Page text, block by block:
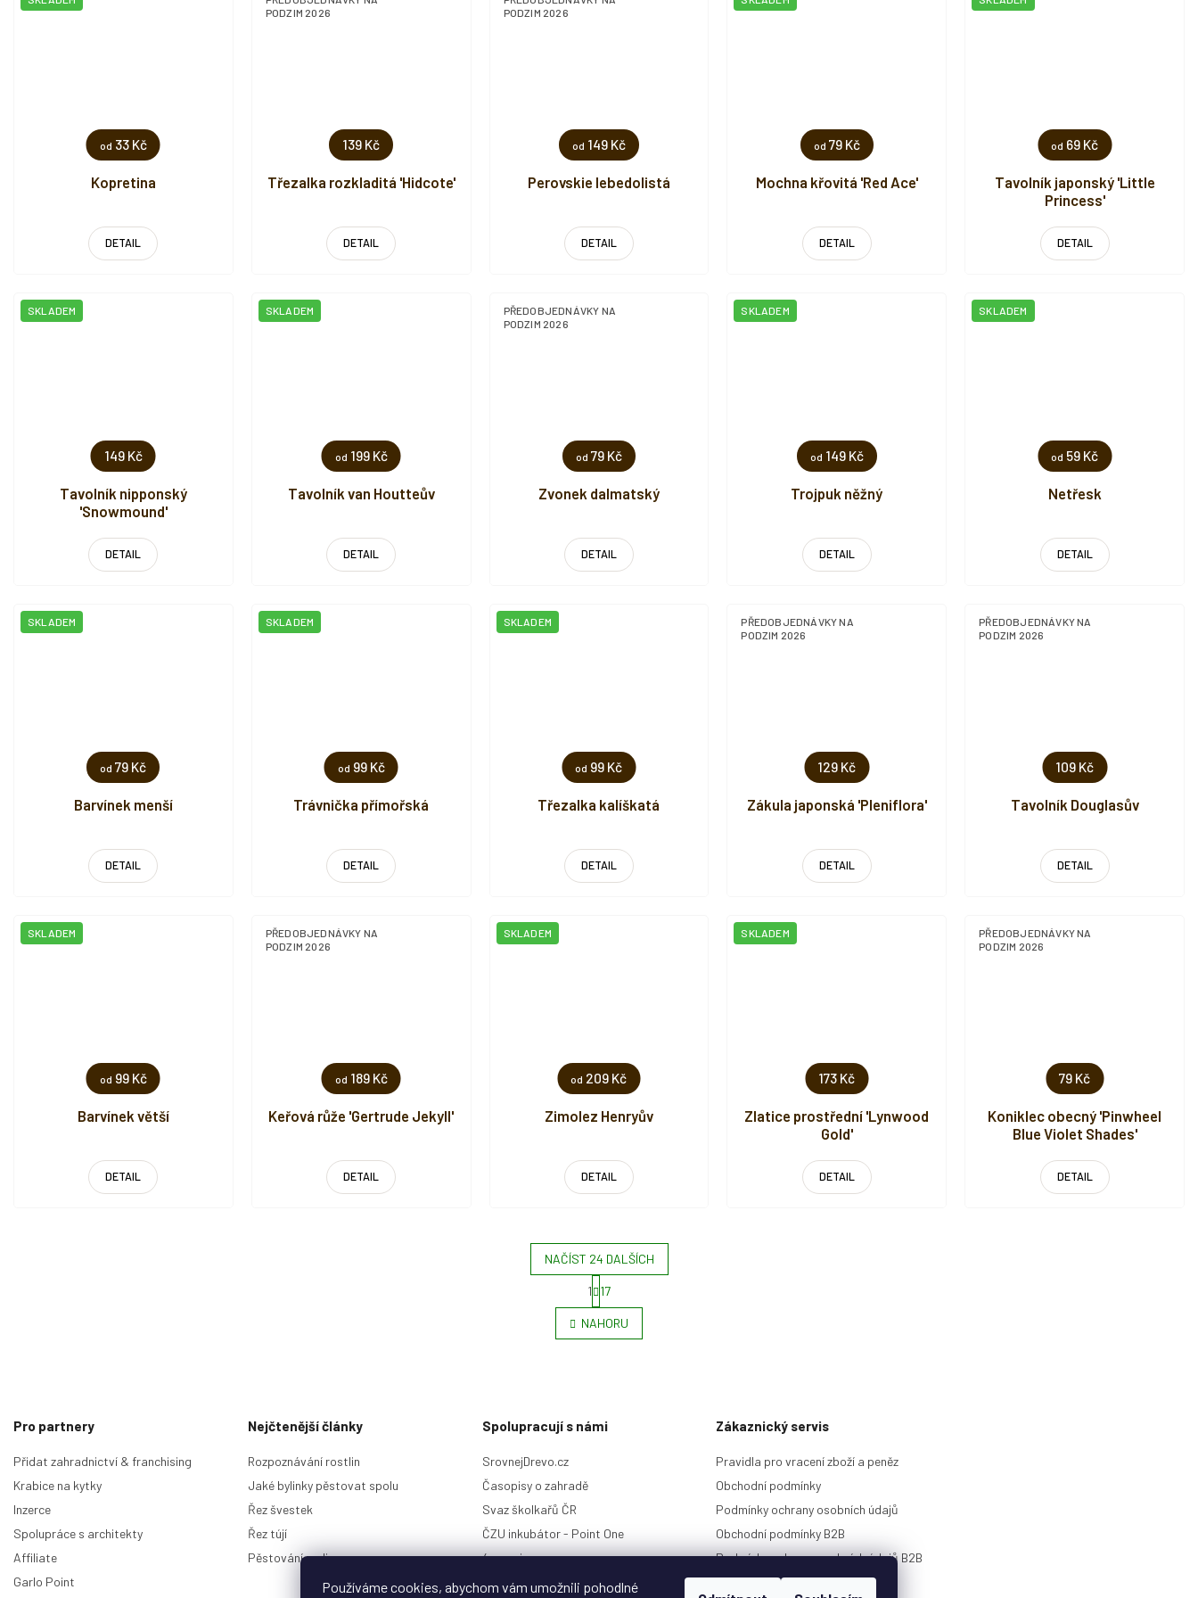
Používáme cookies, abychom vám umožnili pohodlné
od 33 Kč
Kopretina
DETAIL
139 Kč
Třezalka rozkladitá 'Hidcote'
PODZIM 2026
DETAIL
od 149 Kč
Perovskie lebedolistá
PODZIM 2026
DETAIL
od 79 Kč
Mochna křovitá 'Red Ace'
DETAIL
od 69 Kč
Tavolník japonský 'Little
Princess'
DETAIL
149 Kč
Tavolník nipponský
'Snowmound'
SKLADEM
DETAIL
od 199 Kč
Tavolník van Houtteův
SKLADEM
DETAIL
od 79 Kč
Zvonek dalmatský
PŘEDOBJEDNÁVKY NA
PODZIM 2026
DETAIL
od 149 Kč
Trojpuk něžný
SKLADEM
DETAIL
od 59 Kč
Netřesk
SKLADEM
DETAIL
od 79 Kč
Barvínek menší
SKLADEM
DETAIL
od 99 Kč
Trávnička přímořská
SKLADEM
DETAIL
od 99 Kč
Třezalka kalíškatá
SKLADEM
DETAIL
129 Kč
Zákula japonská 'Pleniflora'
PŘEDOBJEDNÁVKY NA
PODZIM 2026
DETAIL
109 Kč
Tavolník Douglasův
PŘEDOBJEDNÁVKY NA
PODZIM 2026
DETAIL
od 99 Kč
Barvínek větší
SKLADEM
DETAIL
od 189 Kč
Keřová růže 'Gertrude Jekyll'
PŘEDOBJEDNÁVKY NA
PODZIM 2026
DETAIL
od 209 Kč
Zimolez Henryův
SKLADEM
DETAIL
173 Kč
Zlatice prostřední 'Lynwood
Gold'
SKLADEM
DETAIL
79 Kč
Koniklec obecný 'Pinwheel
Blue Violet Shades'
PŘEDOBJEDNÁVKY NA
PODZIM 2026
DETAIL
O
v
l
p
ý
p
s
NAČÍST 24 DALŠÍCH
S
t
r
á
n
í
1 17
NAHORU
Pro partnery
Přidat zahradnictví & franchising
Krabice na kytky
Inzerce
Spolupráce s architekty
Affiliate
Garlo Point
Nejčtenější články
Rozpoznávání rostlin
Jaké bylinky pěstovat spolu
Řez švestek
Řez tújí
Pěstování malin
Spolupracují s námi
SrovnejDrevo.cz
Časopisy o zahradě
Svaz školkařů ČR
ČZU inkubátor - Point One
4camping.cz
Zákaznický servis
Pravidla pro vracení zboží a peněz
Obchodní podmínky
Podmínky ochrany osobních údajů
Obchodní podmínky B2B
Podmínky ochrany osobních údajů B2B
Kontakt a historie